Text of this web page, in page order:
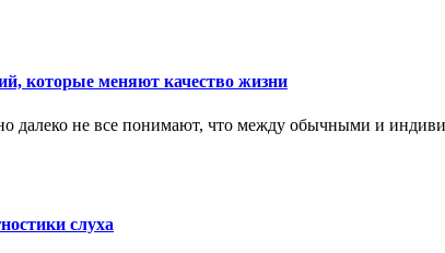
которые меняют качество жизни
не все понимают, что между обычными и
слуха